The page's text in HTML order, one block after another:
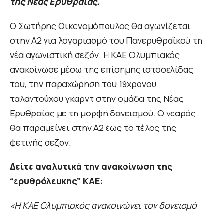
Ο Σωτήρης Οικονομόπουλος θα αγωνίζεται
στην Α2 για λογαριασμό του Πανερυθραϊκού τη
νέα αγωνιστική σεζόν. Η ΚΑΕ Ολυμπιακός
ανακοίνωσε μέσω της επίσημης ιστοσελίδας
του, την παραχώρηση του 19χρονου
ταλαντούχου γκαρντ στην ομάδα της Νέας
Ερυθραίας με τη μορφή δανεισμού. Ο νεαρός
θα παραμείνει στην Α2 έως το τέλος της
φετινής σεζόν.
Δείτε αναλυτικά την ανακοίνωση της
“ερυθρόλευκης” ΚΑΕ:
«H KAE Ολυμπιακός ανακοινώνει τον δανεισμό